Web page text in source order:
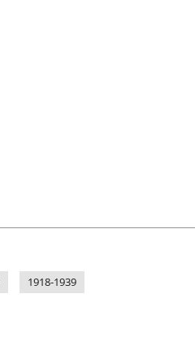
1918-1939